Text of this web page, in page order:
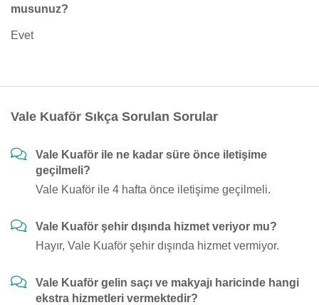
musunuz?
Evet
Vale Kuaför Sıkça Sorulan Sorular
Vale Kuaför ile ne kadar süre önce iletişime
geçilmeli?
Vale Kuaför ile 4 hafta önce iletişime geçilmeli.
Vale Kuaför şehir dışında hizmet veriyor mu?
Hayır, Vale Kuaför şehir dışında hizmet vermiyor.
Vale Kuaför gelin saçı ve makyajı haricinde hangi
ekstra hizmetleri vermektedir?